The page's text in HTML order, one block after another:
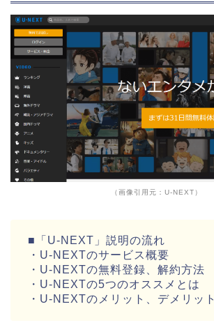
（画像引用元：U-NEXT）
■「U-NEXT」説明の流れ
・U-NEXTのサービス概要
・U-NEXTの無料登録、解約方法
・U-NEXTの5つのオススメとは
・U-NEXTのメリット、デメリット